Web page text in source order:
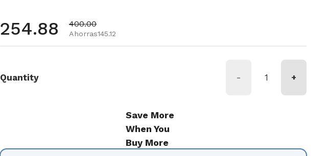
Precio habitual
254.88 Precio de oferta
400.00
Ahorras145.12
Quantity - +
Save More
When You
Buy More